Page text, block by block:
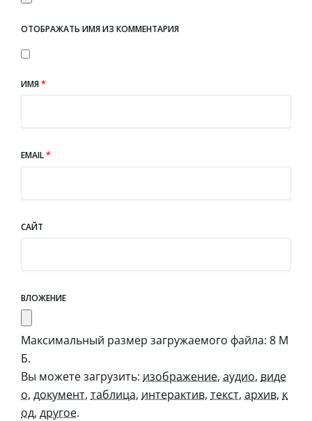
ОТОБРАЖАТЬ ИМЯ ИЗ КОММЕНТАРИЯ
ИМЯ*
EMAIL*
САЙТ
ВЛОЖЕНИЕ
Максимальный размер загружаемого файла: 8 М
Б.
Вы можете загрузить: изображение, аудио, виде
о, документ, таблица, интерактив, текст, архив, к
од, другое.